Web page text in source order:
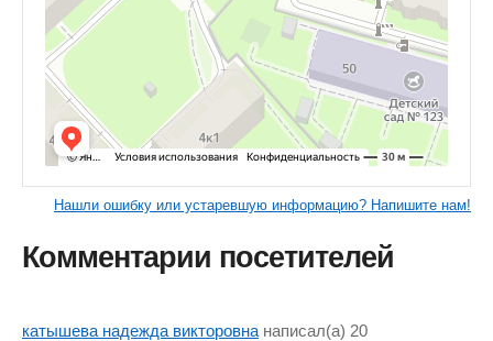
Нашли ошибку или устаревшую информацию? Напишите нам!
Комментарии посетителей
катышева надежда викторовна написал(a) 20